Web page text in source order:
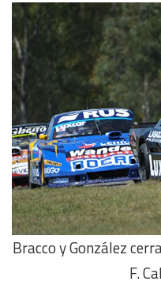
Bracco y González
F.